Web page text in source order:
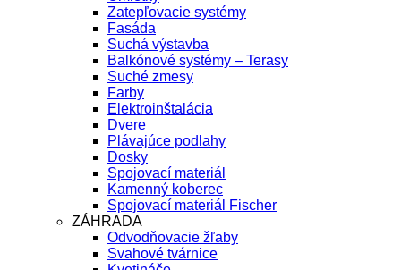
Zatepľovacie systémy
Fasáda
Suchá výstavba
Balkónové systémy – Terasy
Suché zmesy
Farby
Elektroinštalácia
Dvere
Plávajúce podlahy
Dosky
Spojovací materiál
Kamenný koberec
Spojovací materiál Fischer
ZÁHRADA
Odvodňovacie žľaby
Svahové tvárnice